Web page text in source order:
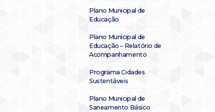
Plano Municipal de
Educação
Plano Municipal de
Educação – Relatório de
Acompanhamento
Programa Cidades
Sustentáveis
Plano Municipal de
Saneamento Básico